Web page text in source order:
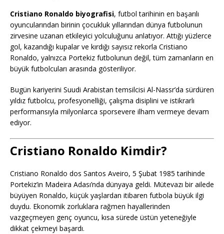
Cristiano Ronaldo biyografisi, futbol tarihinin en başarılı
oyuncularından birinin çocukluk yıllarından dünya futbolunun
zirvesine uzanan etkileyici yolculuğunu anlatıyor. Attığı yüzlerce
gol, kazandığı kupalar ve kırdığı sayısız rekorla Cristiano
Ronaldo, yalnızca Portekiz futbolunun değil, tüm zamanların en
büyük futbolcuları arasında gösteriliyor.
Bugün kariyerini Suudi Arabistan temsilcisi Al-Nassr’da sürdüren
yıldız futbolcu, profesyonelliği, çalışma disiplini ve istikrarlı
performansıyla milyonlarca sporsevere ilham vermeye devam
ediyor.
Cristiano Ronaldo Kimdir?
Cristiano Ronaldo dos Santos Aveiro, 5 Şubat 1985 tarihinde
Portekiz’in Madeira Adası’nda dünyaya geldi. Mütevazı bir ailede
büyüyen Ronaldo, küçük yaşlardan itibaren futbola büyük ilgi
duydu. Ekonomik zorluklara rağmen hayallerinden
vazgeçmeyen genç oyuncu, kısa sürede üstün yeteneğiyle
dikkat çekmeyi başardı.